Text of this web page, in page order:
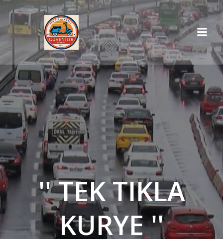
İçeriğe
geç
'' TEK TIKLA
KURYE ''